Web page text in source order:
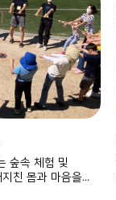
숲속 체험 및
친 몸과 마음을